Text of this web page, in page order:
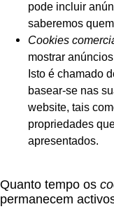
pode incluir
saberemos
Cookies
mostrar
Isto é chamado
basear-se nas
website, tais
propriedades
apresentados.
Quanto tempo os
permanecem